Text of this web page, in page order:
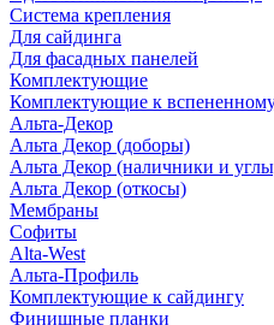
Система крепления
Для сайдинга
Для фасадных панелей
Комплектующие
Комплектующие к
Альта-Декор
Альта Декор (доборы)
Альта Декор (наличники и
Альта Декор (откосы)
Мембраны
Софиты
Alta-West
Альта-Профиль
Комплектующие к сайдингу
Финишные планки